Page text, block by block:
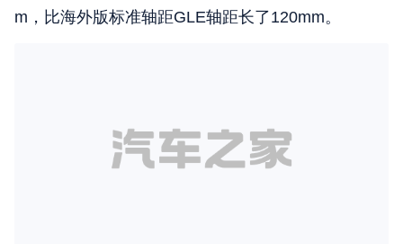
m，比海外版标准轴距GLE轴距长了120mm。